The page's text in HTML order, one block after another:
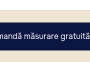
măsurare gratuită